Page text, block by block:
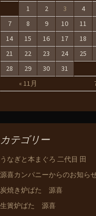
« 11月
1 2 3 4
7
8 9 10 11
14
15 16 17 18
21
22 23 24 25
28
29 30 31
カテゴリー
うなぎと本まぐろ 二代目 田
源喜カンパニーからのお知ら
炭焼き炉ばた 源喜
生簀炉ばた 源喜